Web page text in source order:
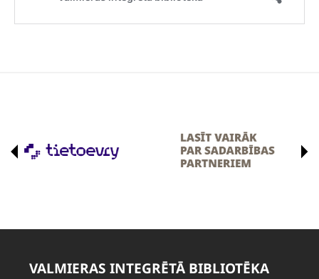
VALMIERAS INTEGRĒTĀ BIBLIOTĒKA